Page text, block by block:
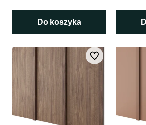
Do koszyka
Do ulubionych